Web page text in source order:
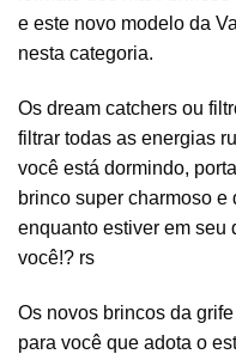
e este novo modelo da
nesta categoria.
Os dream catchers ou
filtrar todas as energias
você está dormindo,
brinco super charmoso
enquanto estiver em seu
você!? rs
Os novos brincos da
para você que adota o